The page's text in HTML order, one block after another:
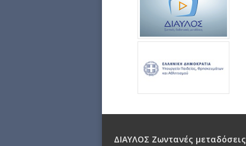
ΔΙΑΥΛΟΣ Ζωντανές μεταδόσεις